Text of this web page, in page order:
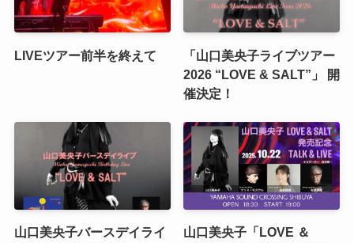
LIVEツアー前半を終えて
「山口美央子ライブツアー
2026 “LOVE & SALT”」 開
催決定！
山口美央子バースデイライ
山口美央子「LOVE ＆